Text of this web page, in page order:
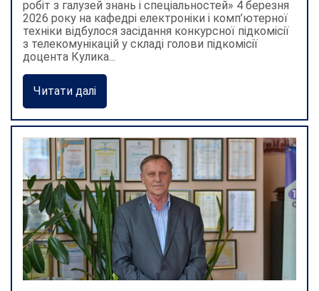
робіт з галузей знань і спеціальностей» 4 березня
2026 року на кафедрі електроніки і комп’ютерної
техніки відбулося засідання конкурсної підкомісії
з телекомунікацій у складі голови підкомісії
доцента Кулика...
Читати далі